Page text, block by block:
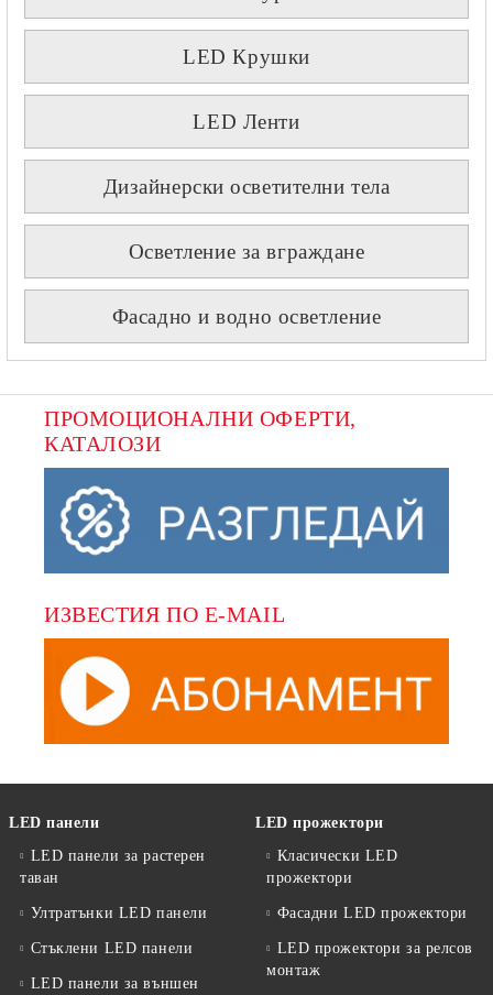
LED Крушки
LED Ленти
Дизайнерски осветителни тела
Осветление за вграждане
Фасадно и водно осветление
ПРОМОЦИОНАЛНИ ОФЕРТИ,
КАТАЛОЗИ
ИЗВЕСТИЯ ПО E-MAIL
LED панели
LED панели за растерен
таван
Ултратънки LED панели
Стъклени LED панели
LED панели за външен
LED прожектори
Класически LED
прожектори
Фасадни LED прожектори
LED прожектори за релсов
монтаж